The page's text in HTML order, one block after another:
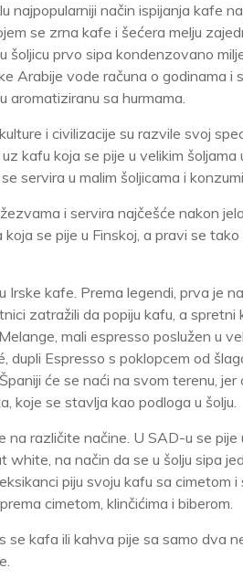
najpopularniji način ispijanja kafe
se zrna kafe i šećera melju
šoljicu prvo sipa kondenzovano
Arabije vode računa o godinama i
aromatiziranu sa hurmama.
i civilizacije su razvile svoj
kafu koja se pije u velikim
servira u malim šoljicama i
i servira najčešće nakon
se pije u Finskoj, a pravi se
Irske kafe. Prema legendi, prva je
zatražili da popiju kafu, a
mali espresso poslužen u
dupli Espresso s poklopcem od
će se naći na svom terenu,
koje se stavlja kao podloga u šolju.
različite načine. U SAD-u se
white, na način da se u šolju sipa
piju svoju kafu sa cimetom
cimetom, klinčićima i biberom.
kafa ili kahva pije sa samo dva